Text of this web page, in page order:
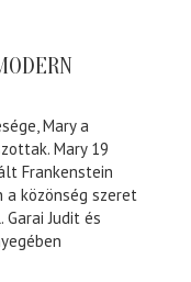
Mary a
Mary 19
Frankenstein
a közönség szeret
Judit és